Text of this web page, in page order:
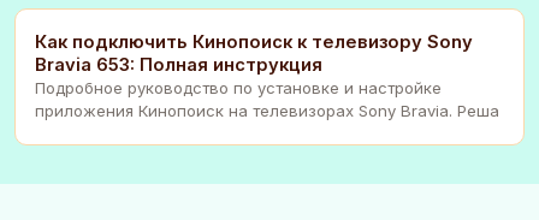
Как подключить Кинопоиск к телевизору Sony
Bravia 653: Полная инструкция
Подробное руководство по установке и настройке
приложения Кинопоиск на телевизорах Sony Bravia. Реша